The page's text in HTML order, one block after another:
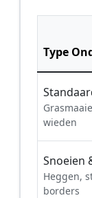
Type
wieden
Snoeien
Heggen,
borders